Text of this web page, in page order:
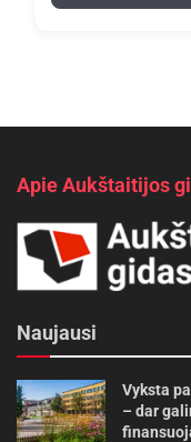
Apie Aukštaitijos
Naujausi
Vyksta
– dar